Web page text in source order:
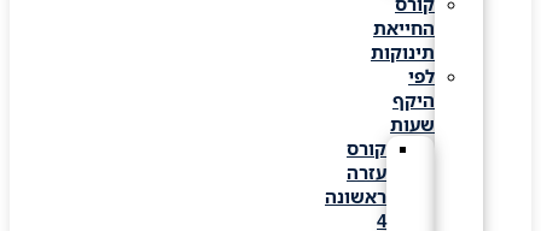
החייאת
תינוקות
לפי
היקף
שעות
קורס
עזרה
ראשונה